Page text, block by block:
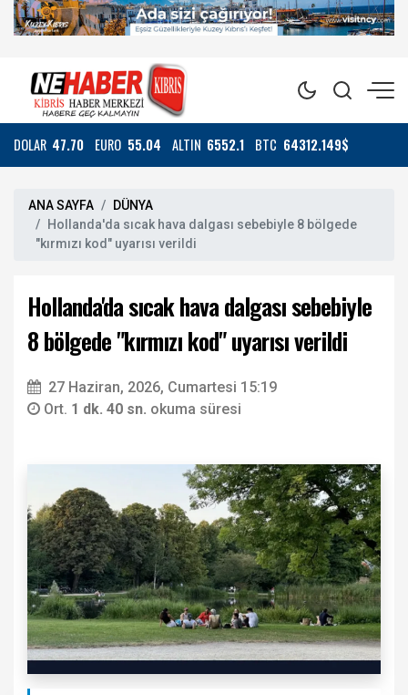
DOLAR 47.70 EURO 55.04 ALTIN 6552.1 BTC 64312.149$
ANA SAYFA
DÜNYA
Hollanda'da sıcak hava dalgası sebebiyle 8 bölgede
"kırmızı kod" uyarısı verildi
Hollanda'da sıcak hava dalgası sebebiyle
8 bölgede "kırmızı kod" uyarısı verildi
27 Haziran, 2026, Cumartesi 15:19
Ort. 1 dk. 40 sn. okuma süresi